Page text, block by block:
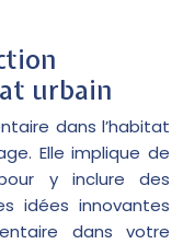
urbain
dans l’habitat
Elle implique de
y inclure des
idées innovantes
dans votre